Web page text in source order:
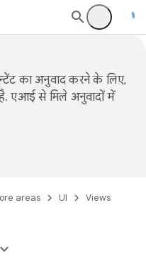
का अनुवाद करने के लिए,
एआई से मिले अनुवादों में
areas UI
Views